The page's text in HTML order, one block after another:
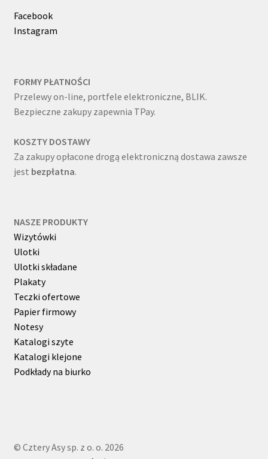
Facebook
Instagram
FORMY PŁATNOŚCI
Przelewy on-line, portfele elektroniczne, BLIK.
Bezpieczne zakupy zapewnia TPay.
KOSZTY DOSTAWY
Za zakupy opłacone drogą elektroniczną dostawa zawsze
jest bezpłatna.
NASZE PRODUKTY
Wizytówki
Ulotki
Ulotki składane
Plakaty
Teczki ofertowe
Papier firmowy
Notesy
Katalogi szyte
Katalogi klejone
Podkłady na biurko
© Cztery Asy sp. z o. o. 2026